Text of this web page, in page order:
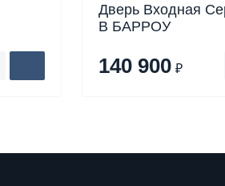
Дверь Входная
В БАРРОУ
140 900 ₽